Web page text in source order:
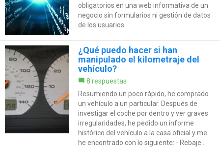
obligatorios en una web informativa de un
negocio sin formularios ni gestión de datos
de los usuarios.
¿Qué puedo hacer si han
manipulado el kilometraje del
vehículo?
8 respuestas
Resumiendo un poco rápido, he comprado
un vehículo a un particular. Después de
investigar el coche por dentro y ver graves
irregularidades, he pedido un informe
histórico del vehículo a la casa oficial y me
he encontrado con lo siguiente: - Rebaje...